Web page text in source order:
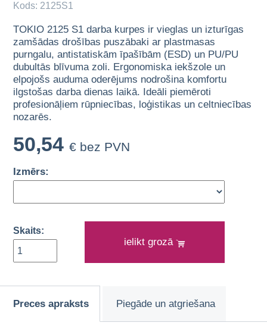
Kods: 2125S1
TOKIO 2125 S1 darba kurpes ir vieglas un izturīgas
zamšādas drošības puszābaki ar plastmasas
purngalu, antistatiskām īpašībām (ESD) un PU/PU
dubultās blīvuma zoli. Ergonomiska iekšzole un
elpojošs auduma oderējums nodrošina komfortu
ilgstošas darba dienas laikā. Ideāli piemēroti
profesionāļiem rūpniecības, loģistikas un celtniecības
nozarēs.
50,54 € bez PVN
Izmērs:
Skaits:
ielikt grozā
Preces apraksts Piegāde un atgriešana